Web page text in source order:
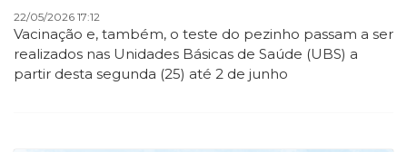
22/05/2026 17:12
Vacinação e, também, o teste do pezinho passam a ser
realizados nas Unidades Básicas de Saúde (UBS) a
partir desta segunda (25) até 2 de junho